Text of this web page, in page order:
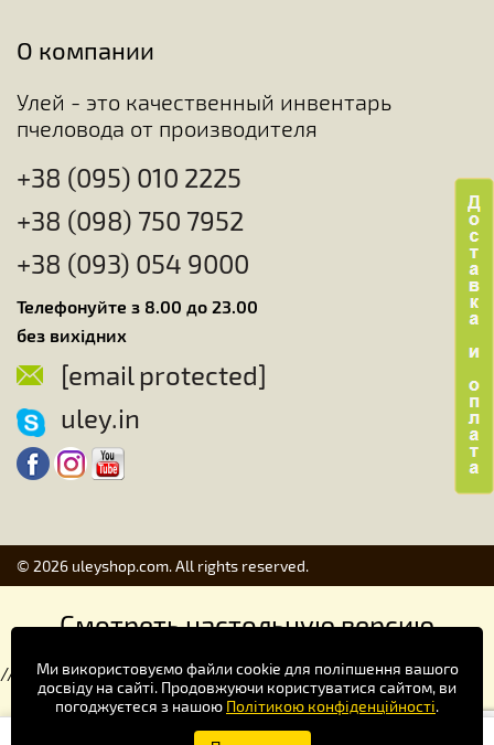
О компании
Улей - это качественный инвентарь
пчеловода от производителя
+38 (095) 010 2225
+38 (098) 750 7952
+38 (093) 054 9000
Телефонуйте з 8.00 до 23.00
без вихідних
[email protected]
uley.in
© 2026 uleyshop.com. All rights reserved.
Ми використовуємо файли cookie для поліпшення вашого
досвіду на сайті. Продовжуючи користуватися сайтом, ви
погоджуєтеся з нашою Політикою конфіденційності.
Смотреть настольную версию
//